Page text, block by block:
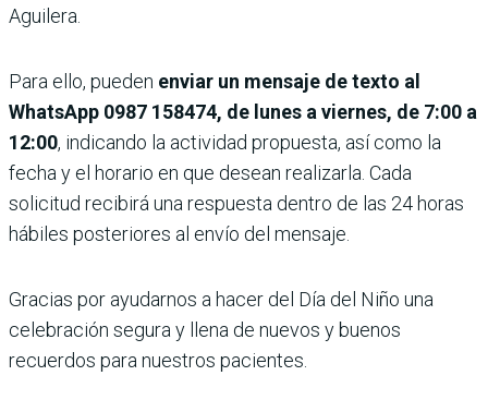
Aguilera.
Para ello, pueden enviar un mensaje de texto al
WhatsApp 0987 158474, de lunes a viernes, de 7:00 a
12:00, indicando la actividad propuesta, así como la
fecha y el horario en que desean realizarla. Cada
solicitud recibirá una respuesta dentro de las 24 horas
hábiles posteriores al envío del mensaje.
Gracias por ayudarnos a hacer del Día del Niño una
celebración segura y llena de nuevos y buenos
recuerdos para nuestros pacientes.